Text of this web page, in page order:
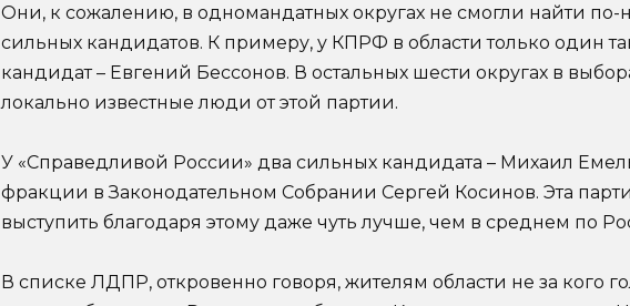
Они, к сожалению, в одномандатных округах не смогли найти по-
сильных кандидатов. К примеру, у КПРФ в области только один
кандидат – Евгений Бессонов. В остальных шести округах в
локально известные люди от этой партии.
У «Справедливой России» два сильных кандидата – Михаил
фракции в Законодательном Собрании Сергей Косинов. Эта
выступить благодаря этому даже чуть лучше, чем в среднем по
В списке ЛДПР, откровенно говоря, жителям области не за кого